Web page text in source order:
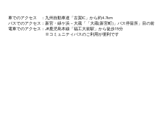
車でのアクセス ：九州自動車道「古賀IC」から約4.7km
バスでのアクセス：新宮・緑ケ浜－大蔵「「大蔵(新宮町)」バス停留所」目の前​
電車でのアクセス：JR鹿児島本線「福工大前駅」から徒歩15分
※コミュニティバスのご利用が便利です